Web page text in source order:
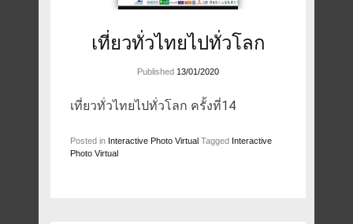
เที่ยวทั่วไทยไปทั่วโลก
Published 13/01/2020
เที่ยวทั่วไทยไปทั่วโลก ครั้งที่14
Posted in Interactive Photo Virtual Tagged Interactive
Photo Virtual